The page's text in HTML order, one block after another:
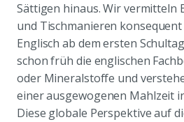
Sättigen hinaus. Wir vermitteln
und Tischmanieren
Englisch ab dem ersten
schon früh die englischen
oder Mineralstoffe und
einer ausgewogenen Mahlzeit
Diese globale Perspektive auf